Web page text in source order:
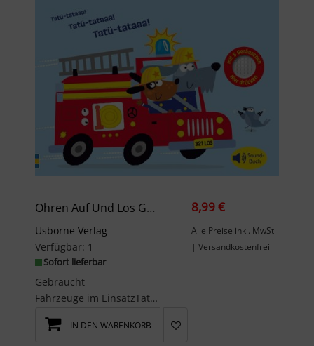
Ohren Auf Und Los Geht’s! Das Feuerwehrauto
Usborne Verlag
Verfügbar: 1
Sofort lieferbar
Gebraucht
Fahrzeuge im EinsatzTatü-tataaa! Es brennt! Sofort sind die Feuerwehrleute einsatzbereit. Begleit...
8,99 €
Alle Preise inkl. MwSt
| Versandkostenfrei
IN DEN WARENKORB